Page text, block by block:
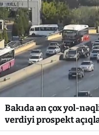
Bakıda ən çox yol-
verdiyi prospekt